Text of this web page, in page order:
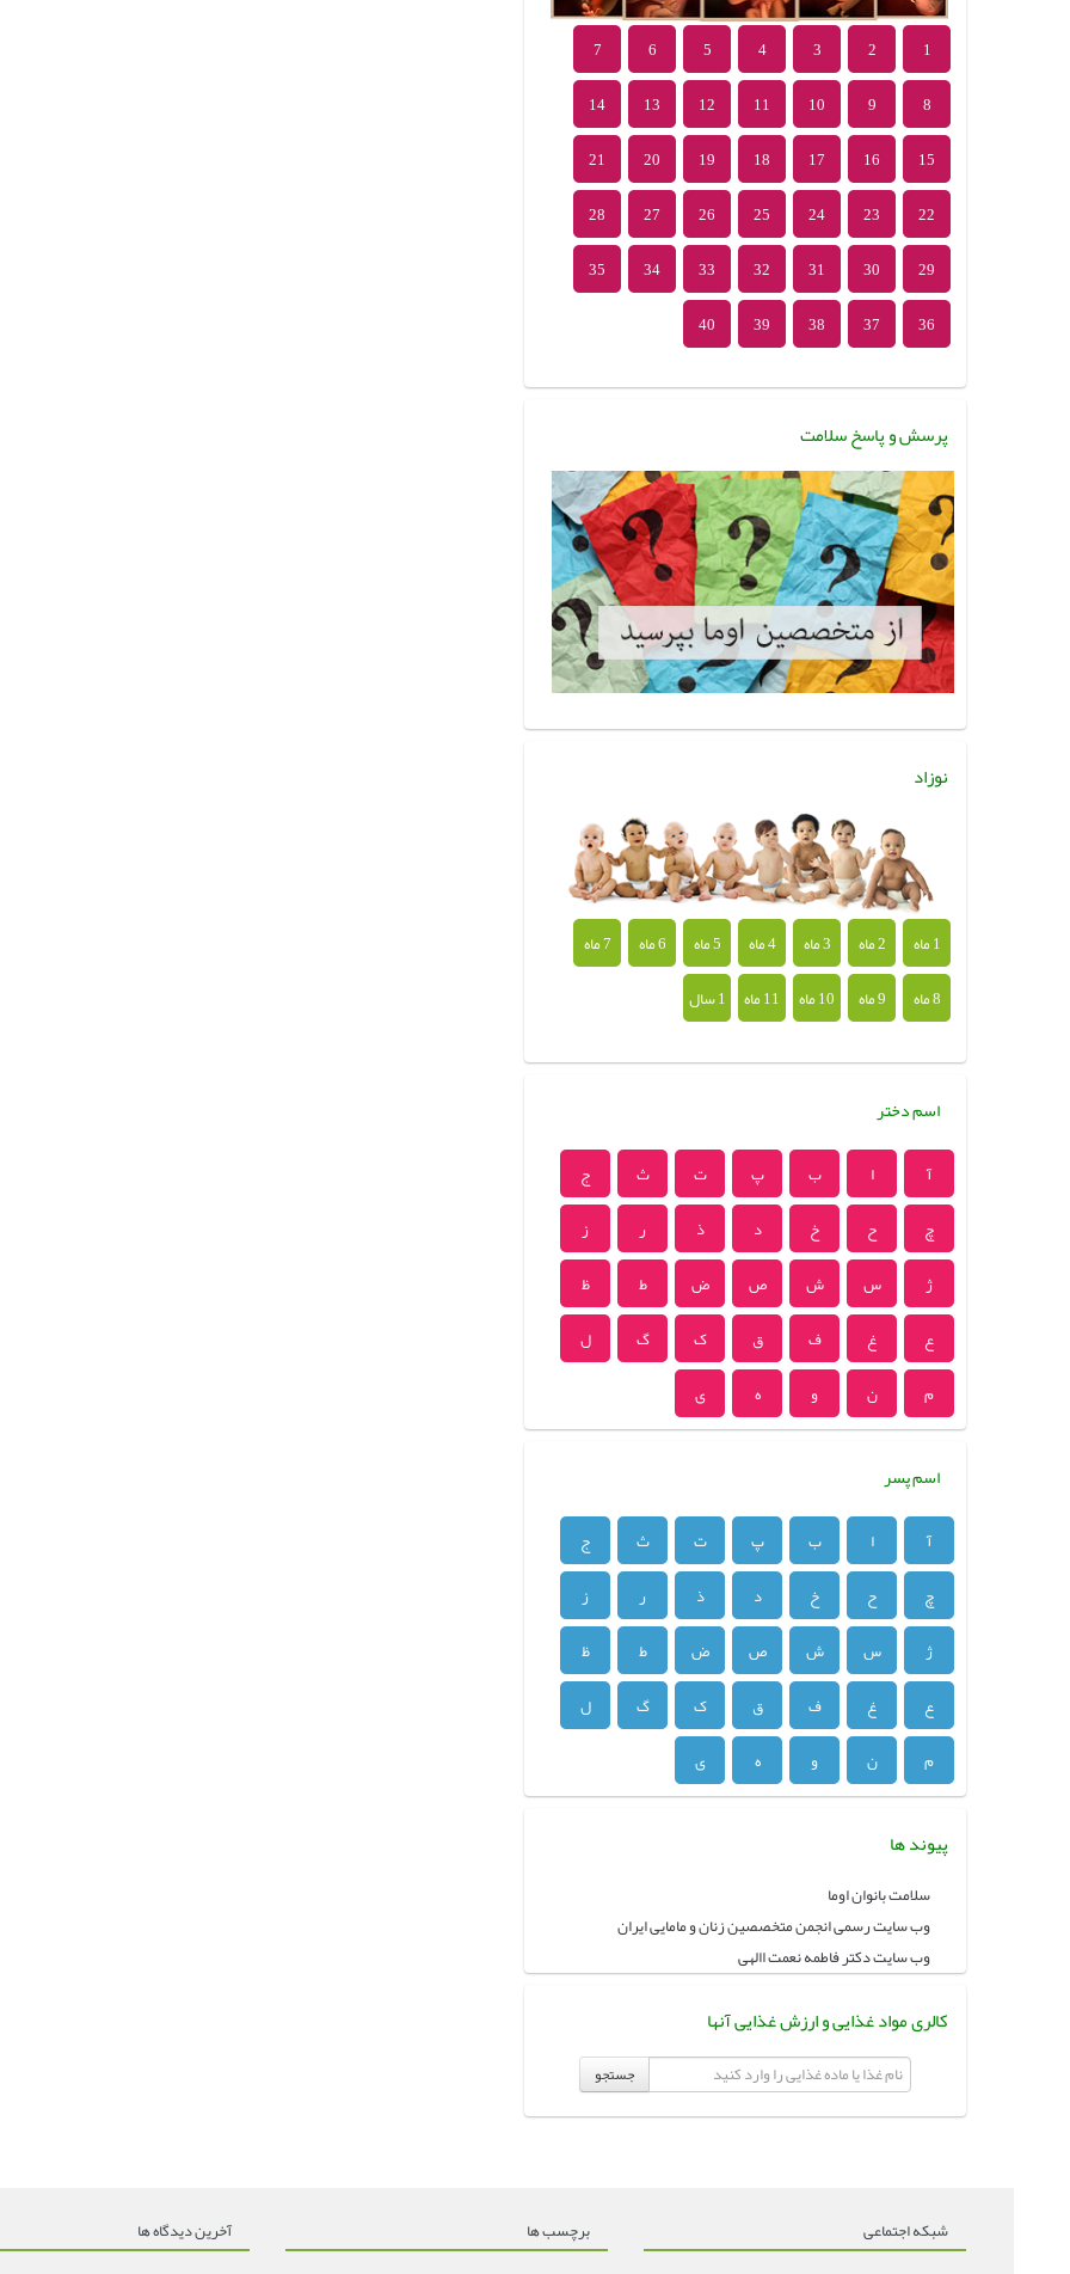
1
2
3
4
5
6
7
8
9
10
11
12
13
14
15
16
17
18
19
20
21
22
23
24
25
26
27
28
29
30
31
32
33
34
35
36
37
38
39
40
پرسش و پاسخ سلامت
نوزاد
1 ماه 2 ماه 3 ماه 4 ماه 5 ماه 6 ماه
7 ماه
8 ماه
9 ماه 10 ماه 11 ماه 1 سال
اسم دختر
آ ا ب پ ت ث
ج
چ
ح خ د ذ ر
ز
ژ
س ش ص ض ط
ظ
ع
غ ف ق ک گ
ل
م
ن و ه ی
اسم پسر
آ ا ب پ ت ث
ج
چ
ح خ د ذ ر
ز
ژ
س ش ص ض ط
ظ
ع
غ ف ق ک گ
ل
م
ن و ه ی
پیوند ها
سلامت بانوان اوما
وب سایت رسمی انجمن متخصصین زنان و مامایی ایران
وب سایت دکتر فاطمه نعمت االهی
کالری مواد غذایی و ارزش غذایی آنها
جستجو
آخرین دیدگاه ها برچسب ها شبکه اجتماعی